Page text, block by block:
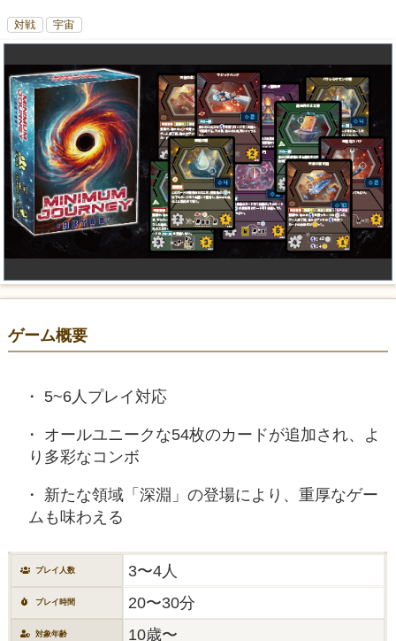
対戦 宇宙
ゲーム概要
5~6人プレイ対応
オールユニークな54枚のカードが追加され、よ
り多彩なコンボ
新たな領域「深淵」の登場により、重厚なゲー
ムも味わえる
プレイ人数 3〜4人
プレイ時間 20〜30分
対象年齢 10歳〜